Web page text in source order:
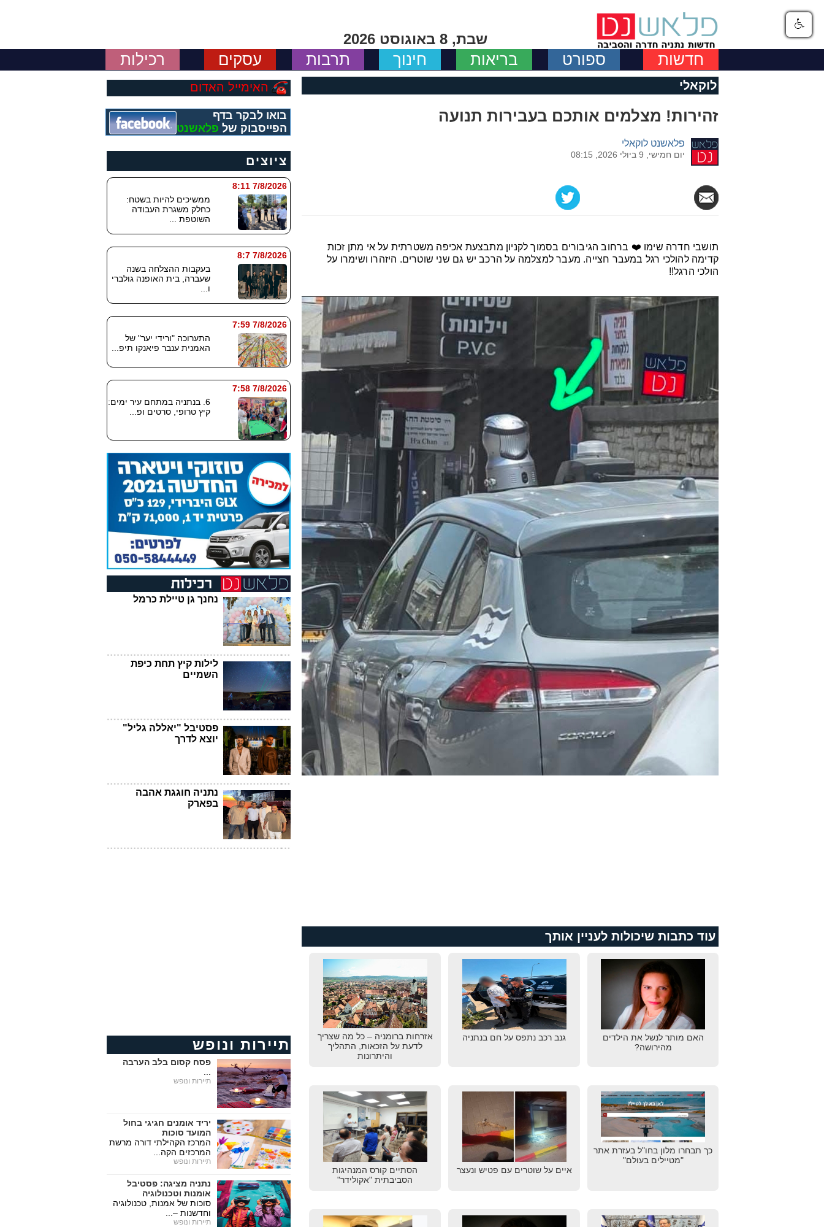
שבת, 8 באוגוסט 2026
חדשות ספורט בריאות חינוך תרבות עסקים רכילות
לוקאלי
זהירות! מצלמים אותכם בעבירות תנועה
פלאשנט לוקאלי
יום חמישי, 9 ביולי 2026, 08:15
תושבי חדרה שימו ❤️ ברחוב הגיבורים בסמוך לקניון מתבצעת אכיפה משטרתית על אי מתן זכות
קדימה להולכי רגל במעבר חצייה. מעבר למצלמה על הרכב יש גם שני שוטרים. היזהרו ושימרו על
הולכי הרגל!!
עוד כתבות שיכולות לעניין אותך
האם מותר לנשל את הילדים
מהירושה?
גנב רכב נתפס על חם בנתניה
אזרחות ברומניה – כל מה שצריך
לדעת על הזכאות, התהליך
והיתרונות
כך תבחרו מלון בחו"ל בעזרת אתר
"מטיילים בעולם"
איים על שוטרים עם פטיש ונעצר
הסתיים קורס המנהיגות
הסביבתית "אקולידר"
האימייל האדום
בואו לבקר בדף
הפייסבוק של פלאשנט
ציוצים
7/8/2026 8:11
ממשיכים להיות בשטח:
כחלק משגרת העבודה
השוטפת ...
7/8/2026 8:7
בעקבות ההצלחה בשנה
שעברה, בית האופנה גולברי
ו...
7/8/2026 7:59
התערוכה "ורידי יער" של
האמנית ענבר פיאנקו תיפ...
7/8/2026 7:58
6. בנתניה במתחם עיר ימים:
קיץ טרופי, סרטים ופ...
נחנך גן טיילת כרמל
לילות קיץ תחת כיפת
השמיים
פסטיבל "יאללה גליל"
יוצא לדרך
נתניה חוגגת אהבה
בפארק
תיירות ונופש
פסח קסום בלב הערבה
תיירות ונופש
יריד אומנים חגיגי בחול
המועד סוכות
המרכז הקהילתי דורה מרשת
המרכזים הקה...
תיירות ונופש
נתניה מציגה: פסטיבל
אומנות וטכנולוגיה
סוכות של אמנות, טכנולוגיה
וחדשנות –...
תיירות ונופש